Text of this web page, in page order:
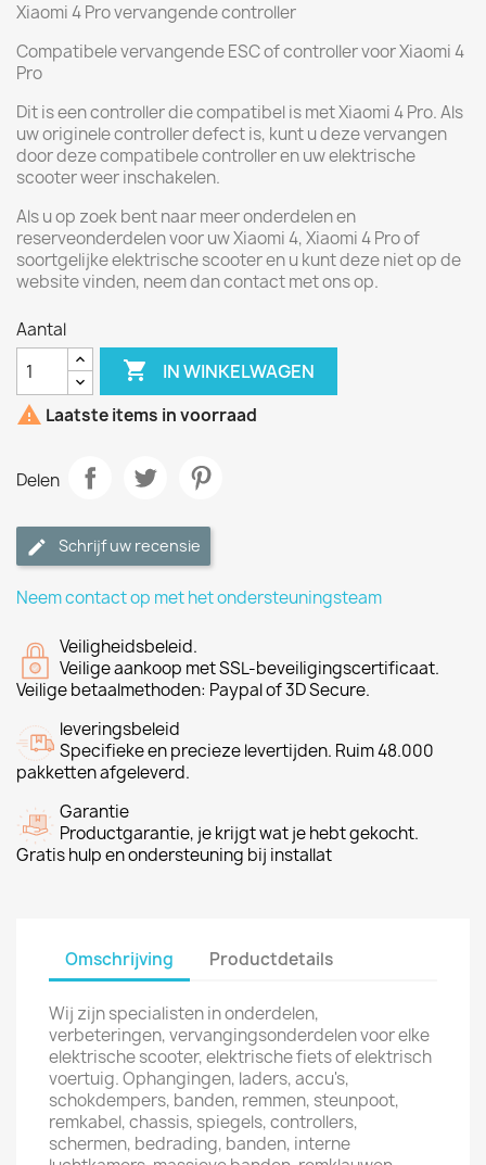
Xiaomi 4 Pro vervangende controller
Compatibele vervangende ESC of controller voor Xiaomi 4
Pro
Dit is een controller die compatibel is met Xiaomi 4 Pro. Als
uw originele controller defect is, kunt u deze vervangen
door deze compatibele controller en uw elektrische
scooter weer inschakelen.
Als u op zoek bent naar meer onderdelen en
reserveonderdelen voor uw Xiaomi 4, Xiaomi 4 Pro of
soortgelijke elektrische scooter en u kunt deze niet op de
website vinden, neem dan contact met ons op.
Aantal
 IN WINKELWAGEN
 Laatste items in voorraad
Delen
Schrijf uw recensie
Neem contact op met het ondersteuningsteam
Veiligheidsbeleid.
Veilige aankoop met SSL-beveiligingscertificaat.
Veilige betaalmethoden: Paypal of 3D Secure.
leveringsbeleid
Specifieke en precieze levertijden. Ruim 48.000
pakketten afgeleverd.
Garantie
Productgarantie, je krijgt wat je hebt gekocht.
Gratis hulp en ondersteuning bij installat
Omschrijving Productdetails
Wij zijn specialisten in onderdelen,
verbeteringen, vervangingsonderdelen voor elke
elektrische scooter, elektrische fiets of elektrisch
voertuig. Ophangingen, laders, accu's,
schokdempers, banden, remmen, steunpoot,
remkabel, chassis, spiegels, controllers,
schermen, bedrading, banden, interne